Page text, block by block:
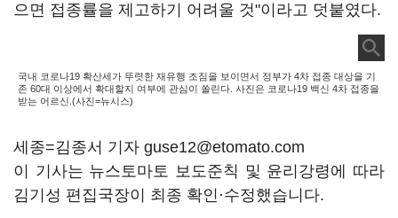
으면 접종률을 제고하기 어려울 것"이라고 덧붙였다.
국내 코로나19 확산세가 뚜렷한 재유행 조짐을 보이면서 정부가 4차 접종 대상을 기
존 60대 이상에서 확대할지 여부에 관심이 쏠린다. 사진은 코로나19 백신 4차 접종을
받는 어르신.(사진=뉴시스)
세종=김종서 기자 guse12@etomato.com
이 기사는 뉴스토마토 보도준칙 및 윤리강령에 따라
김기성 편집국장이 최종 확인·수정했습니다.